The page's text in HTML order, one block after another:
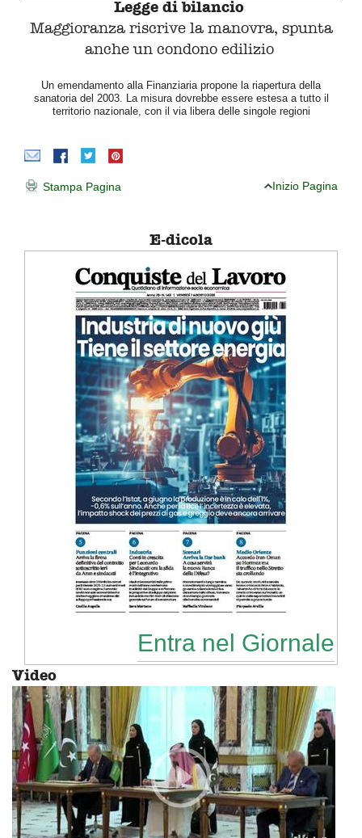
Legge di bilancio
Maggioranza riscrive la manovra, spunta
anche un condono edilizio
Un emendamento alla Finanziaria propone la riapertura della
sanatoria del 2003. La misura dovrebbe essere estesa a tutto il
territorio nazionale, con il via libera delle singole regioni
Stampa Pagina Inizio Pagina
E-dicola
Entra nel Giornale
Video